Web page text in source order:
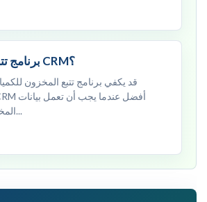
برنامج تتبع المخزون أم CRM؟
قد يكفي برنامج تتبع المخزون
المخزون مع العروض...